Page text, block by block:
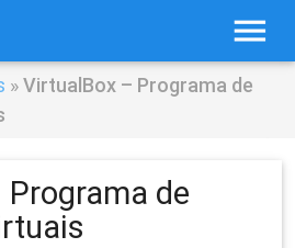
menu
»VirtualBox – Programa de
de